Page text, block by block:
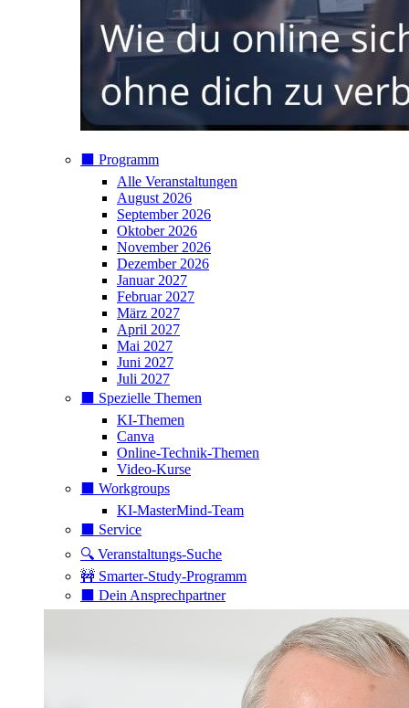
⬛️ Programm
Alle Veranstaltungen
August 2026
September 2026
Oktober 2026
November 2026
Dezember 2026
Januar 2027
Februar 2027
März 2027
April 2027
Mai 2027
Juni 2027
Juli 2027
⬛️ Spezielle Themen
KI-Themen
Canva
Online-Technik-Themen
Video-Kurse
⬛️ Workgroups
KI-MasterMind-Team
⬛️ Service
🔍 Veranstaltungs-Suche
🚧 Smarter-Study-Programm
⬛️ Dein Ansprechpartner